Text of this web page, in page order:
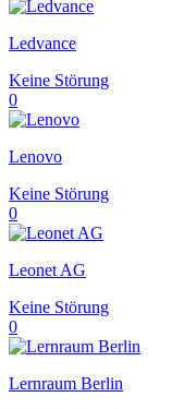
Ledvance
Keine Störung
0
Lenovo
Keine Störung
0
Leonet AG
Keine Störung
0
Lernraum Berlin